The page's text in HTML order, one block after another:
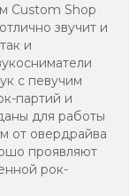
Custom Shop
звучит и
и
с певучим
партий и
для работы
от овердрайва
проявляют
рок-